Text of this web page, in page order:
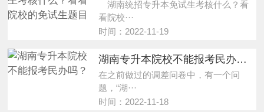
湖南统招专升本免试生考核什么？看
看院校···
时间：2022-11-19
湖南专升本院校不能报考民办吗？
在之前做过的调差问卷中，有一个问
题，“湖···
时间：2022-11-18